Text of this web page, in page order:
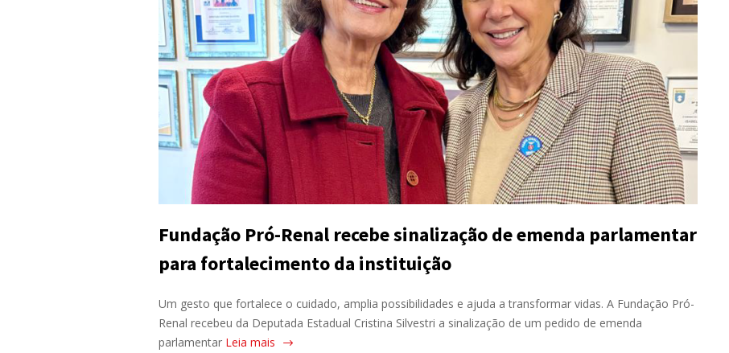
Fundação Pró-Renal recebe sinalização de emenda parlamentar
para fortalecimento da instituição
Um gesto que fortalece o cuidado, amplia possibilidades e ajuda a transformar vidas. A Fundação Pró-
Renal recebeu da Deputada Estadual Cristina Silvestri a sinalização de um pedido de emenda
parlamentar Leia mais